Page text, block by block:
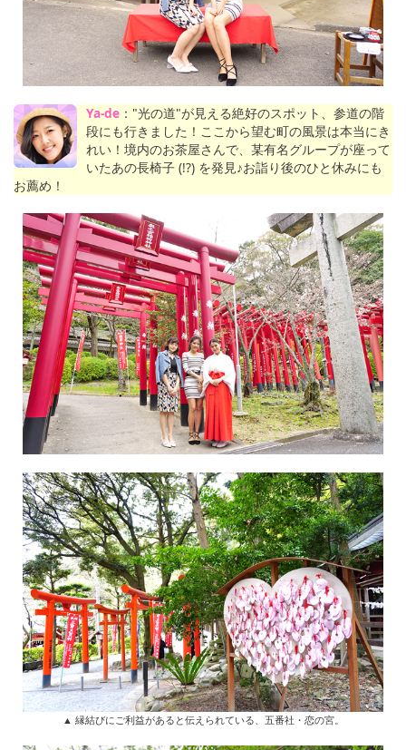
Ya-de ："光の道"が見える絶好のスポット、参道の階
段にも行きました！ここから望む町の風景は本当にき
れい！境内のお茶屋さんで、某有名グループが座って
いたあの長椅子 (!?) を発見♪お詣り後のひと休みにも
お薦め！
▲ 縁結びにご利益があると伝えられている、五番社・恋の宮。